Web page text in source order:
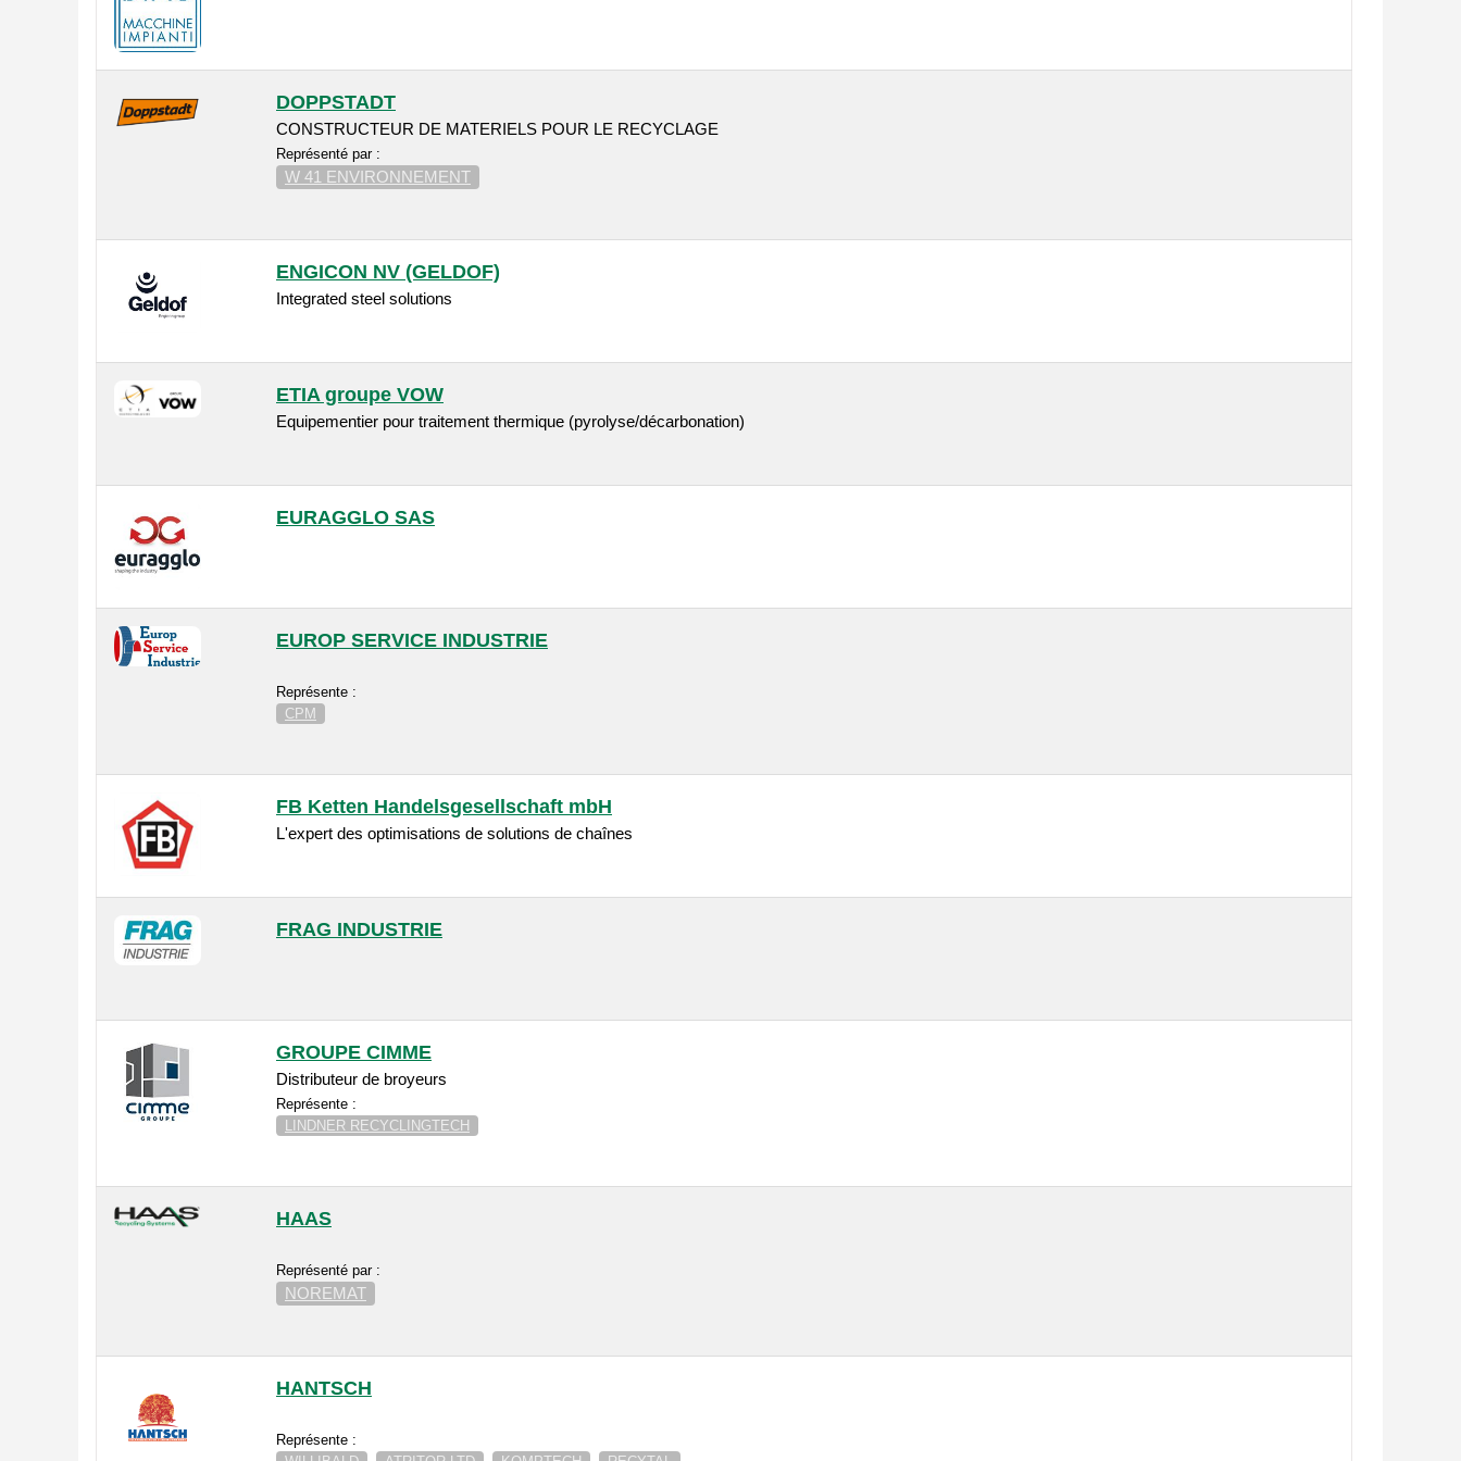
DOPPSTADT
CONSTRUCTEUR DE MATERIELS POUR LE RECYCLAGE
Représenté par :
W 41 ENVIRONNEMENT
ENGICON NV (GELDOF)
Integrated steel solutions
ETIA groupe VOW
Equipementier pour traitement thermique (pyrolyse/décarbonation)
EURAGGLO SAS
EUROP SERVICE INDUSTRIE
Représente :
CPM
FB Ketten Handelsgesellschaft mbH
L'expert des optimisations de solutions de chaînes
FRAG INDUSTRIE
GROUPE CIMME
Distributeur de broyeurs
Représente :
LINDNER RECYCLINGTECH
HAAS
Représenté par :
NOREMAT
HANTSCH
Représente :